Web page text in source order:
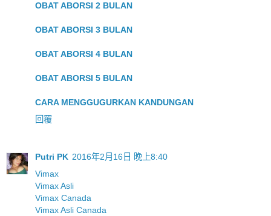
OBAT ABORSI 2 BULAN
OBAT ABORSI 3 BULAN
OBAT ABORSI 4 BULAN
OBAT ABORSI 5 BULAN
CARA MENGGUGURKAN KANDUNGAN
回覆
Putri PK 2016年2月16日 晚上8:40
Vimax
Vimax Asli
Vimax Canada
Vimax Asli Canada